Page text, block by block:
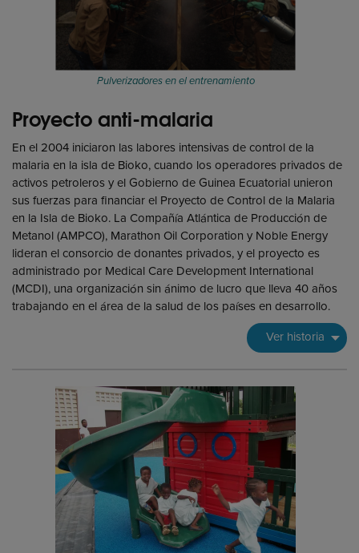
Pulverizadores en el entrenamiento
Proyecto anti-malaria
En el 2004 iniciaron las labores intensivas de control de la
malaria en la isla de Bioko, cuando los operadores privados de
activos petroleros y el Gobierno de Guinea Ecuatorial unieron
sus fuerzas para financiar el Proyecto de Control de la Malaria
en la Isla de Bioko. La Compañía Atlántica de Producción de
Metanol (AMPCO), Marathon Oil Corporation y Noble Energy
lideran el consorcio de donantes privados, y el proyecto es
administrado por Medical Care Development International
(MCDI), una organización sin ánimo de lucro que lleva 40 años
trabajando en el área de la salud de los países en desarrollo.
Ver historia